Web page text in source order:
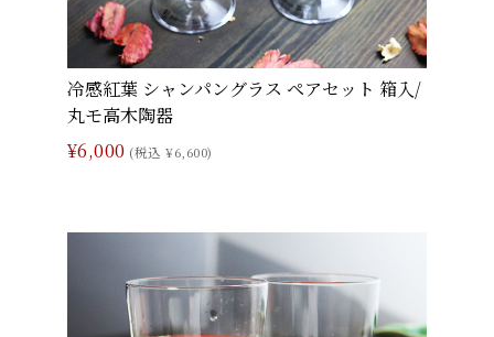
冷感紅葉 シャンパングラス ペアセット 箱入/
丸モ高木陶器
¥6,000 (税込 ¥6,600)